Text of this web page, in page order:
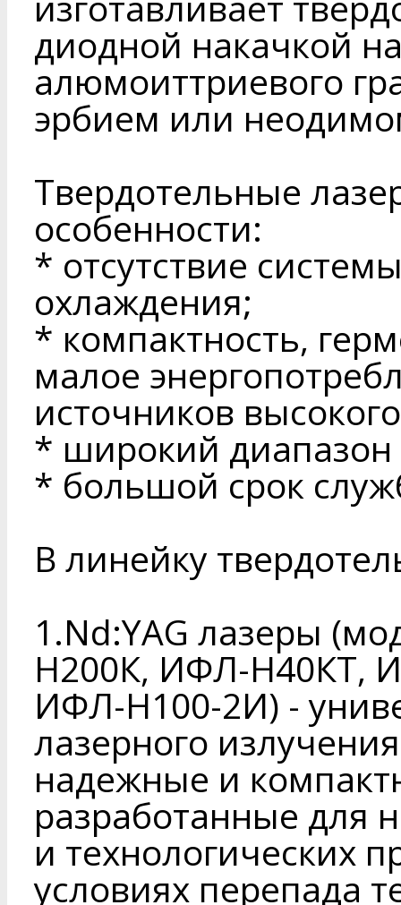
диодной накачкой
алюмоиттриевого
эрбием или
Твердотельные
особенности:
* отсутствие
охлаждения;
* компактность,
малое
источников
* широкий диапазон
* большой срок
В линейку
1.Nd:YAG лазеры
Н200К, ИФЛ-Н40КТ,
ИФЛ-Н100-2И) -
лазерного
надежные и
разработанные для
и технологических
условиях перепада